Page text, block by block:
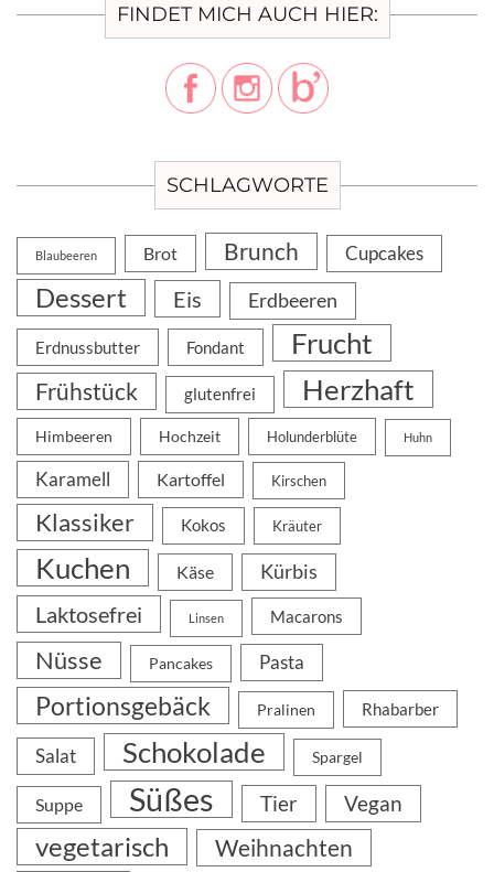
FINDET MICH AUCH HIER:
SCHLAGWORTE
Blaubeeren Brot Brunch Cupcakes
Dessert Eis Erdbeeren
Erdnussbutter Fondant Frucht
Frühstück glutenfrei Herzhaft
Himbeeren Hochzeit Holunderblüte Huhn
Karamell Kartoffel Kirschen
Klassiker Kokos Kräuter
Kuchen Käse Kürbis
Laktosefrei Linsen Macarons
Nüsse Pancakes Pasta
Portionsgebäck Pralinen Rhabarber
Salat Schokolade Spargel
Suppe Süßes Tier Vegan
vegetarisch Weihnachten